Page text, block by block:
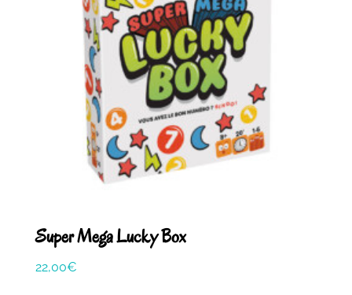
Super Mega Lucky Box
22,00€